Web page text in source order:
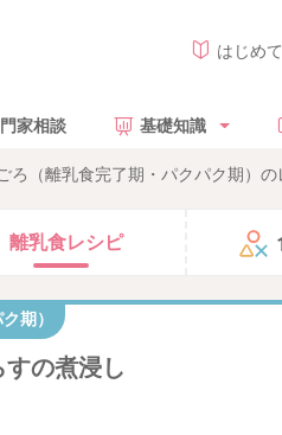
はじめ
家相談 基礎知識
ろ（離乳食完了期・パクパク期）
離乳食レシピ
期）
すの煮浸し